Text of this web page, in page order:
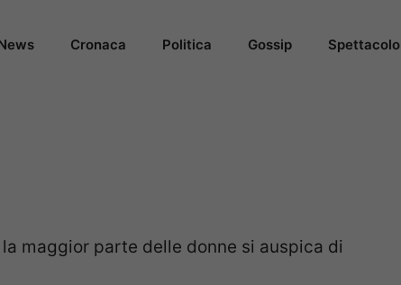
Cronaca Politica Gossip Spettacolo
maggior parte delle donne si auspica di